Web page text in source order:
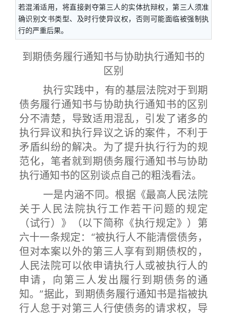
若混淆适用，将直接剥夺第三人的实体抗辩权，第三人须准
确识别文书类型、及时行使异议权，否则可能面临被强制执
行的严重后果。
到期债务履行通知书与协助执行通知书的
区别
执行实践中，有的基层法院对于到期
债务履行通知书与协助执行通知书的区别
分不清楚，导致适用混乱，引发了诸多的
执行异议和执行异议之诉的案件，不利于
矛盾纠纷的解决。为了提升执行行为的规
范化，笔者就到期债务履行通知书与协助
执行通知书的区别谈点自己的粗浅看法。
一是内涵不同。根据《最高人民法院
关于人民法院执行工作若干问题的规定
（试行）》（以下简称《执行规定》）第
六十一条规定：“被执行人不能清偿债务，
但对本案以外的第三人享有到期债权的，
人民法院可以依申请执行人或被执行人的
申请，向第三人发出履行到期债务的通
知。”据此，到期债务履行通知书是指被执
行人怠于对第三人行使债务的请求权，导